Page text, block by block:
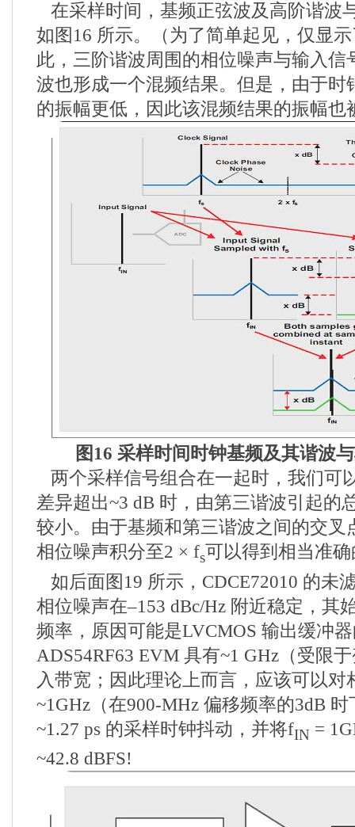
在采样时间，基频正弦波及高阶谐波
如图16 所示。（为了简单起见，仅显
此，三阶谐波周围的相位噪声与输入信
波也形成一个混频结果。但是，由于时
的振幅更低，因此该混频结果的振幅也
图 16 采样时间时钟基频及其谐波
两个采样信号组合在一起时，我们可
差异超出~3 dB 时，由第三谐波引起的
较小。由于基频和第三谐波之间的交叉
相位噪声积分至2 × fs可以得到相当准
如后面图19 所示，CDCE72010 的未
相位噪声在–153 dBc/Hz 附近稳定，其
频率，原因可能是LVCMOS 输出缓冲
ADS54RF63 EVM 具有~1 GHz（受限
入带宽；因此理论上而言，应该可以对
~1GHz（在900-MHz 偏移频率的3dB
~1.27 ps 的采样时钟抖动，并将fIN =
~42.8 dBFS!